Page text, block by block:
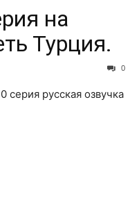
на
Турция.
0
серия русская озвучка